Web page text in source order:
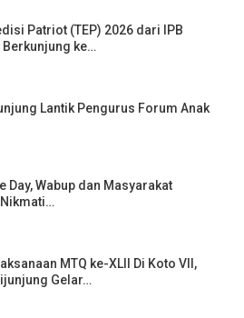
Patriot (TEP) 2026 dari IPB
Berkunjung ke…
Lantik Pengurus Forum Anak
Day, Wabup dan Masyarakat
MTQ ke-XLII Di Koto VII,
Gelar…